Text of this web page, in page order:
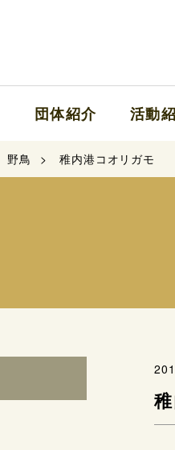
団体紹介 活動
野鳥 稚内港コオリガモ